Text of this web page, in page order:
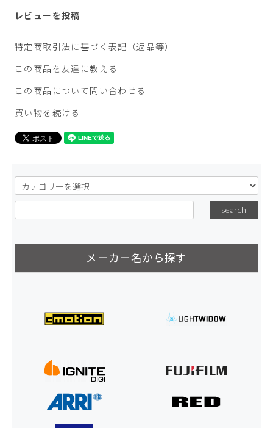
レビューを投稿
特定商取引法に基づく表記（返品等）
この商品を友達に教える
この商品について問い合わせる
買い物を続ける
メーカー名から探す